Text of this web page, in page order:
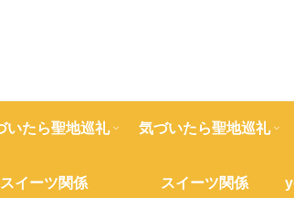
いたら聖地巡礼 気づいたら聖地巡礼
スイーツ関係 スイーツ関係